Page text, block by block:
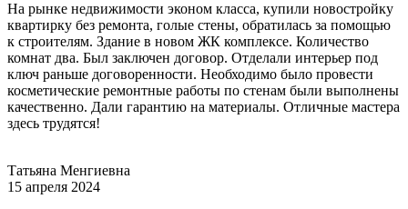
На рынке недвижимости эконом класса, купили новостройку
квартирку без ремонта, голые стены, обратилась за помощью
к строителям. Здание в новом ЖК комплексе. Количество
комнат два. Был заключен договор. Отделали интерьер под
ключ раньше договоренности. Необходимо было провести
косметические ремонтные работы по стенам были выполнены
качественно. Дали гарантию на материалы. Отличные мастера
здесь трудятся!
Татьяна Менгиевна
15 апреля 2024